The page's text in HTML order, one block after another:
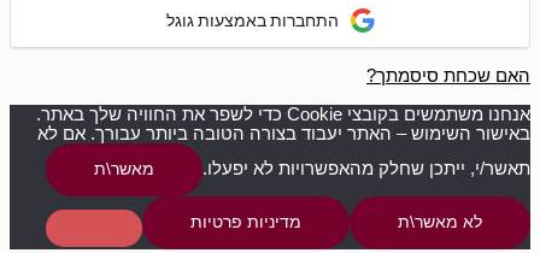
התחברות באמצעות גוגל
האם שכחת סיסמתך?
אנחנו משתמשים בקובצי Cookie כדי לשפר את החוויה שלך באתר.
באישור השימוש – האתר יעבוד בצורה הטובה ביותר עבורך. אם לא
תאשר/י, ייתכן שחלק מהאפשרויות לא יפעלו.
מאשר\ת
לא מאשר\ת מדיניות פרטיות